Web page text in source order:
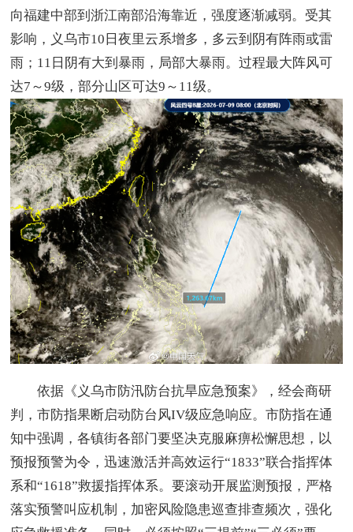
向福建中部到浙江南部沿海靠近，强度逐渐减弱。受其
影响，义乌市10日夜里云系增多，多云到阴有阵雨或雷
雨；11日阴有大到暴雨，局部大暴雨。过程最大阵风可
达7～9级，部分山区可达9～11级。
依据《义乌市防汛防台抗旱应急预案》，经会商研
判，市防指果断启动防台风IV级应急响应。市防指在通
知中强调，各镇街各部门要坚决克服麻痹松懈思想，以
预报预警为令，迅速激活并高效运行“1833”联合指挥体
系和“1618”救援指挥体系。要滚动开展监测预报，严格
落实预警叫应机制，加密风险隐患巡查排查频次，强化